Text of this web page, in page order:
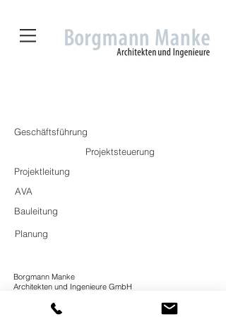
Geschäftsführung
Projektsteuerung
Projektleitung
AVA
Bauleitung
Planung
Borgmann Manke
Architekten und Ingenieure GmbH
52062 Aachen